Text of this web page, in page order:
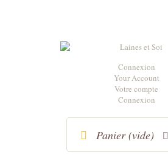
Connexion
Your Account
Votre compte
Connexion
Panier (vide)